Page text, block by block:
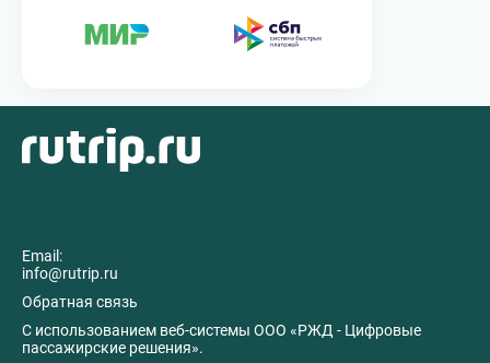
Email:
info@rutrip.ru
Обратная связь
C использованием веб-системы ООО «РЖД - Цифровые
пассажирские решения».